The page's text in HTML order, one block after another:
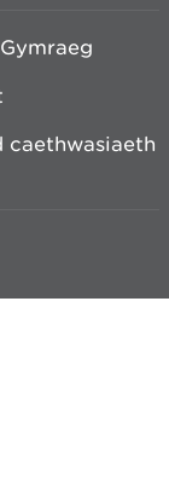
caethwasiaeth